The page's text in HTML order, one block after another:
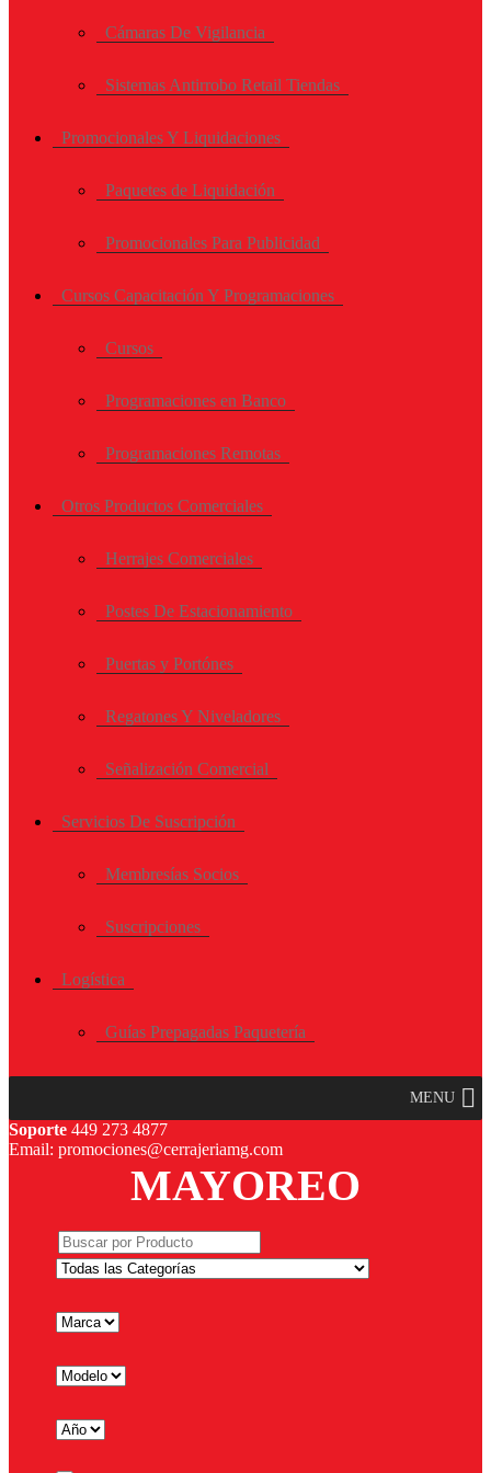
Cámaras De Vigilancia
Sistemas Antirrobo Retail Tiendas
Promocionales Y Liquidaciones
Paquetes de Liquidación
Promocionales Para Publicidad
Cursos Capacitación Y Programaciones
Cursos
Programaciones en Banco
Programaciones Remotas
Otros Productos Comerciales
Herrajes Comerciales
Postes De Estacionamiento
Puertas y Portónes
Regatones Y Niveladores
Señalización Comercial
Servicios De Suscripción
Membresías Socios
Suscripciones
Logística
Guías Prepagadas Paquetería
MENU
Soporte 449 273 4877
Email: promociones@cerrajeriamg.com
MAYOREO